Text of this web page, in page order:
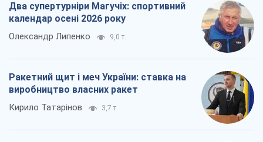
Два супертурніри Магучіх: спортивний
календар осені 2026 року
Олександр Липенко 9,0 т.
Ракетний щит і меч України: ставка на
виробництво власних ракет
Кирило Татарінов 3,7 т.